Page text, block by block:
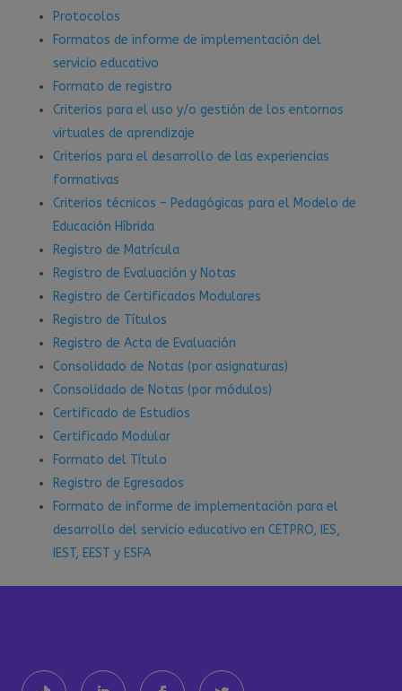
Protocolos
Formatos de informe de implementación del
servicio educativo
Formato de registro
Criterios para el uso y/o gestión de los entornos
virtuales de aprendizaje
Criterios para el desarrollo de las experiencias
formativas
Criterios técnicos – Pedagógicas para el Modelo de
Educación Híbrida
Registro de Matrícula
Registro de Evaluación y Notas
Registro de Certificados Modulares
Registro de Títulos
Registro de Acta de Evaluación
Consolidado de Notas (por asignaturas)
Consolidado de Notas (por módulos)
Certificado de Estudios
Certificado Modular
Formato del Título
Registro de Egresados
Formato de informe de implementación para el
desarrollo del servicio educativo en CETPRO, IES,
IEST, EEST y ESFA